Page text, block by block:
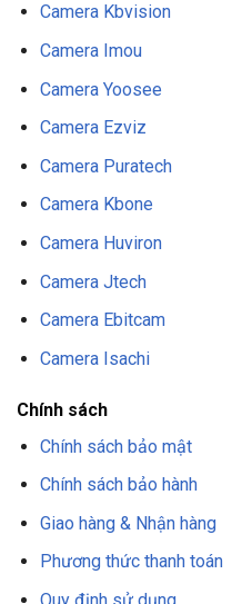
Camera Kbvision
Camera Imou
Camera Yoosee
Camera Ezviz
Camera Puratech
Camera Kbone
Camera Huviron
Camera Jtech
Camera Ebitcam
Camera Isachi
Chính sách
Chính sách bảo mật
Chính sách bảo hành
Giao hàng & Nhận hàng
Phương thức thanh toán